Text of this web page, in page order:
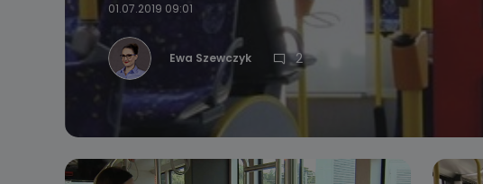
01.07.2019 09:01
Ewa Szewczyk 2